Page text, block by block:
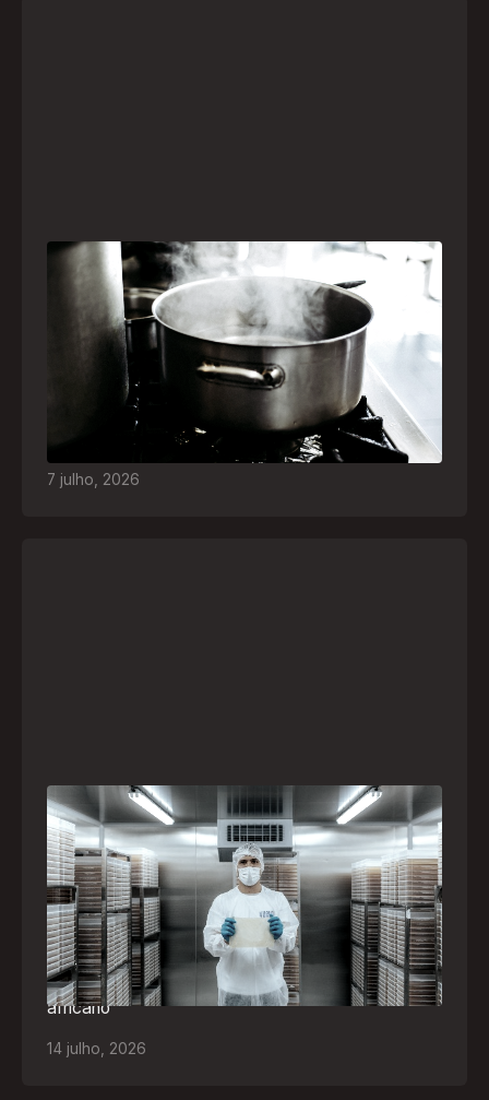
Frio leva brasileiros a improvisar para se
aquecer e aumenta risco de queimaduras
dentro de casa
O inverno chegou e, com ele, práticas perigosas
para espantar o frio voltam a ser comuns. Saiba
quais são os riscos e como agir em caso de
7 julho, 2026
A paranaense Vuelo Pharma é uma das 13
empresas brasileiras selecionadas para
representar o Brasil na maior feira de
negócios de Angola
Empresa participará da FILDA 2026, em Luanda,
levando tecnologias brasileiras para tratamento de
feridas, ostomia e proteção cutânea ao mercado
africano
14 julho 2026